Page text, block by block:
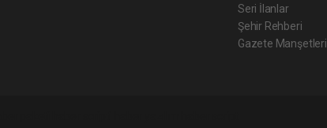
Seri İlanlar
Şehir Rehberi
Gazete Manşetleri